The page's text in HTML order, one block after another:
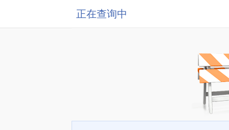
正在查询中